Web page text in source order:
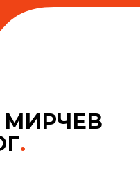
.